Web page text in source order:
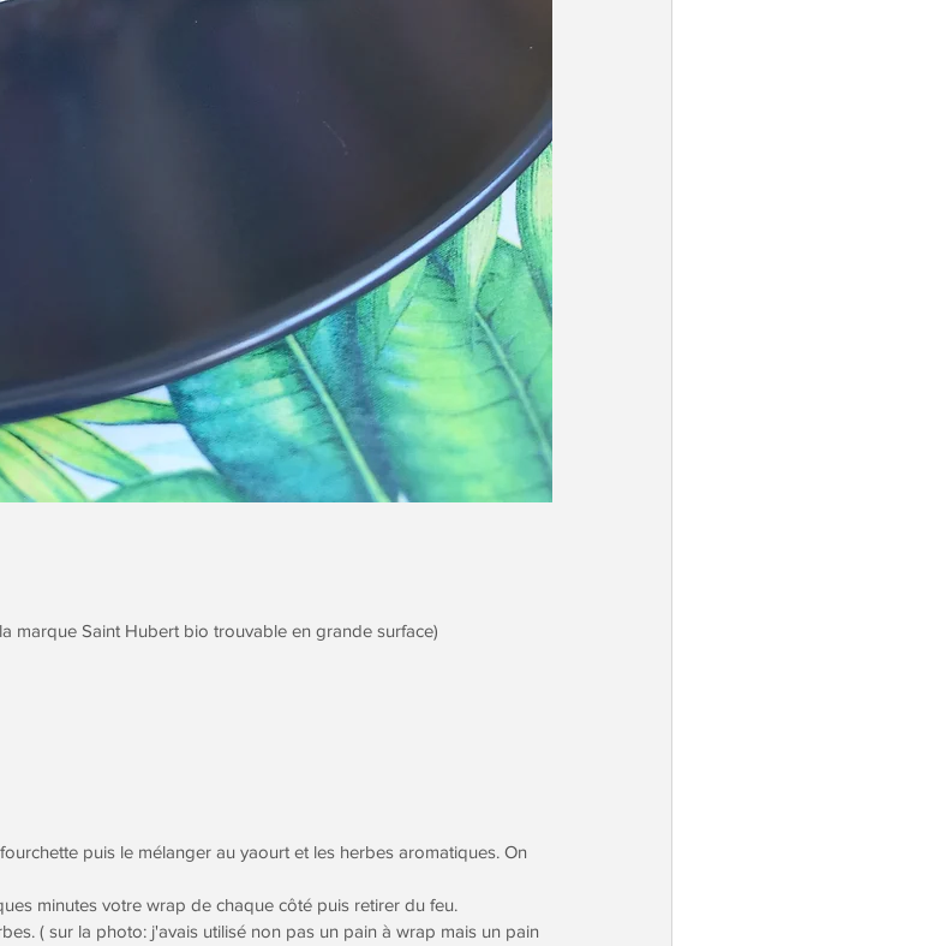
marque Saint Hubert bio trouvable en grande surface)
puis le mélanger au yaourt et les herbes aromatiques. On
minutes votre wrap de chaque côté puis retirer du feu.
( sur la photo: j'avais utilisé non pas un pain à wrap mais un pain